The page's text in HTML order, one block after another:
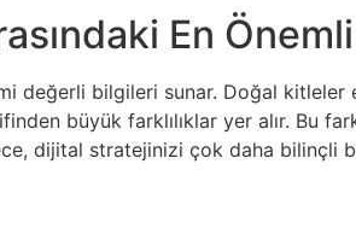
En Önemli
değerli bilgileri sunar. Doğal
büyük farklılıklar yer alır. Bu
dijital stratejinizi çok daha bilinçli